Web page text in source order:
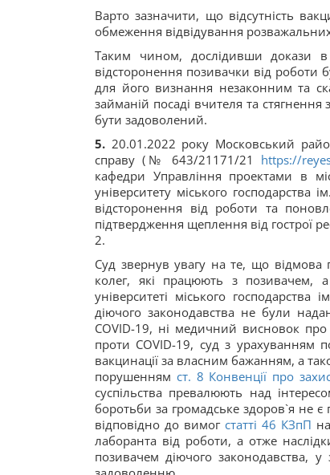
Варто зазначити, що відсутність
обмеження відвідування
Таким чином, дослідивши докази
відсторонення позивачки від роботи
для його визнання незаконним та
займаній посаді вчителя та
бути задоволений.
5. 20.01.2022 року Московський
справу (№ 643/21171/21 https://
кафедри Управління проектами в
університету міського
відсторонення від роботи та
підтвердження щеплення від гострої
2.
Суд звернув увагу на те, що відмова
колег, які працюють з позивачем, а
університеті міського
діючого законодавства не були
COVID-19, ні медичний висновок
проти COVID-19, суд з урахуванням
вакцинації за власним бажанням, а
порушенням ст. 8 Конвенції про
суспільства превалюють над
боротьби за громадське здоров`я не
відповідно до вимог статті 46 КЗпП
лаборанта від роботи, а отже
позивачем діючого законодавства,